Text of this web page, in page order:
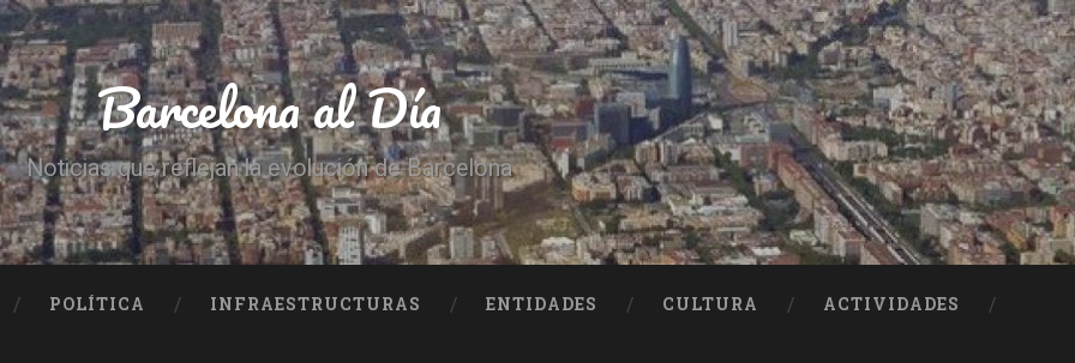
Barcelona al Día
Noticias que reflejan la evolución de Barcelona
POLÍTICA INFRAESTRUCTURAS ENTIDADES CULTURA ACTIVIDADES